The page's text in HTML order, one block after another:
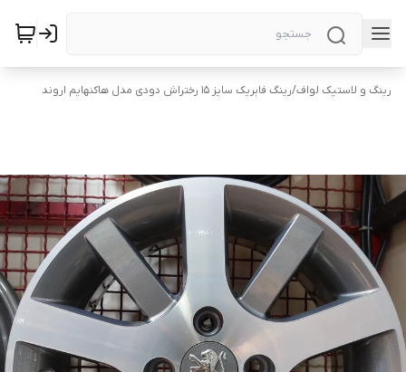
رینگ و لاستیک لواف/رینگ فابریک سایز ۱۵ رختراش دودی مدل هاکنهایم اروند